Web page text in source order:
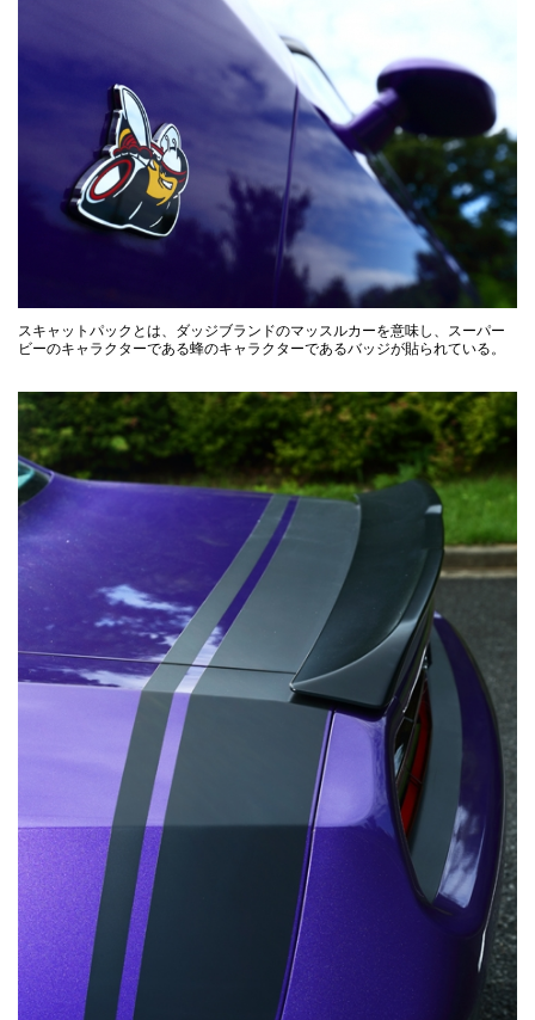
スキャットパックとは、ダッジブランドのマッスルカーを意味し、スーパー
ビーのキャラクターである蜂のキャラクターであるバッジが貼られている。